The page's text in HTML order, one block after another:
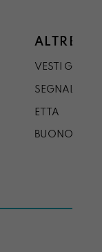
ALTRE
VESTI
SEGNALIBRO
ETTA
BUONO